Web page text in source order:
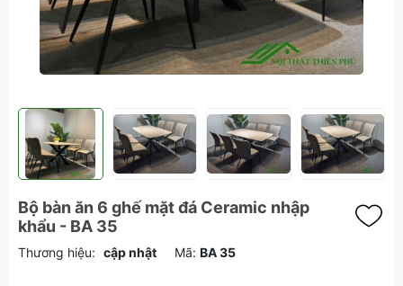
Bộ bàn ăn 6 ghế mặt đá Ceramic nhập
khẩu - BA 35
Thương hiệu: cập nhật Mã: BA 35